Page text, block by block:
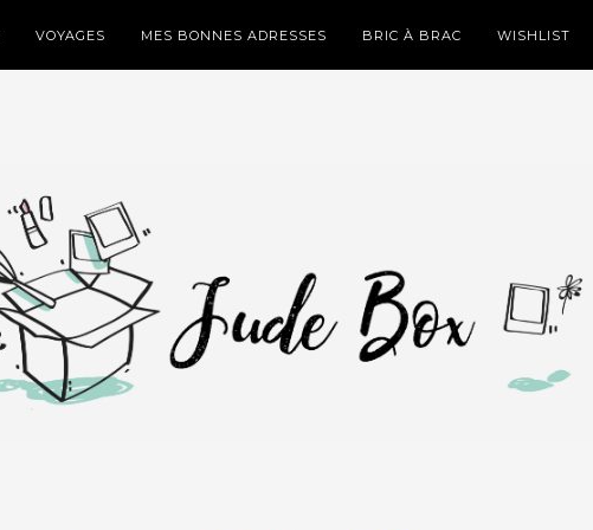
VOYAGES MES BONNES ADRESSES BRIC À BRAC WISHLIST